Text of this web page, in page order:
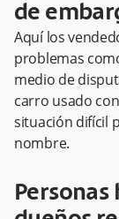
de
Aquí los
problemas
medio de
carro usado
situación difícil
nombre.
Personas